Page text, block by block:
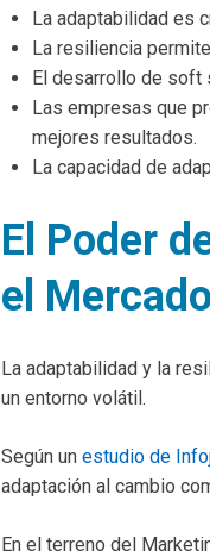
La adaptabilidad es
La resiliencia
El desarrollo de soft
Las empresas que
mejores resultados.
La capacidad de
El Poder
el
La adaptabilidad y la
un entorno volátil.
Según un estudio de
adaptación al cambio
En el terreno del